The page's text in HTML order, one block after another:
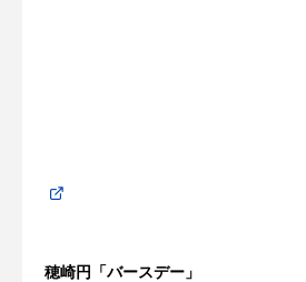
穂崎円「バースデー」